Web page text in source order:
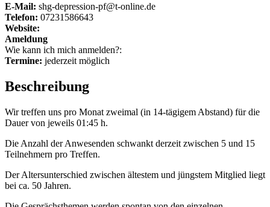
E-Mail: shg-depression-pf@t-online.de
Telefon: 07231586643
Website:
Ameldung
Wie kann ich mich anmelden?:
Termine: jederzeit möglich
Beschreibung
Wir treffen uns pro Monat zweimal (in 14-tägigem Abstand) für die
Dauer von jeweils 01:45 h.
Die Anzahl der Anwesenden schwankt derzeit zwischen 5 und 15
Teilnehmern pro Treffen.
Der Altersunterschied zwischen ältestem und jüngstem Mitglied liegt
bei ca. 50 Jahren.